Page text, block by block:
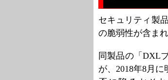
セキュリティ製
の脆弱性が含ま
同製品の「DXL
が、2018年8月